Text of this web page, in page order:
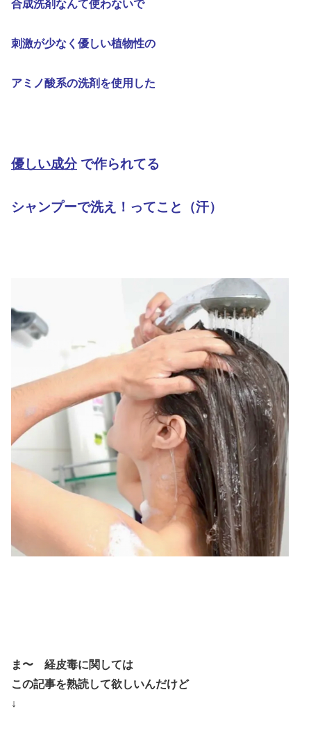
合成洗剤なんて使わないで
刺激が少なく優しい植物性の
アミノ酸系の洗剤を使用した
優しい成分で作られてる
シャンプーで洗え！ってこと（汗）
ま〜 経皮毒に関しては
この記事を熟読して欲しいんだけど
↓